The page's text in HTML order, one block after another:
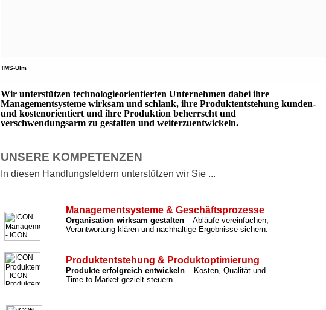
TMS-Ulm
Wir unterstützen technologieorientierten Unternehmen dabei ihre
Managementsysteme wirksam und schlank, ihre Produktentstehung kunden-
und kostenorientiert und ihre Produktion beherrscht und
verschwendungsarm zu gestalten und weiterzuentwickeln.
UNSERE KOMPETENZEN
In diesen Handlungsfeldern unterstützen wir Sie ...
Managementsysteme & Geschäftsprozesse
Organisation wirksam gestalten – Abläufe vereinfachen,
Verantwortung klären und nachhaltige Ergebnisse sichern.
Produktentstehung & Produktoptimierung
Produkte erfolgreich entwickeln – Kosten, Qualität und
Time-to-Market gezielt steuern.